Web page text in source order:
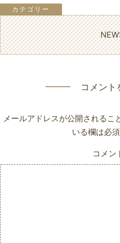
コメント
メールアドレスが公開されるこ
いる欄は必
コメン